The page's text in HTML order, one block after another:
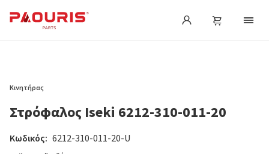
Κινητήρας
Στρόφαλος Iseki 6212-310-011-20
Κωδικός: 6212-310-011-20-U